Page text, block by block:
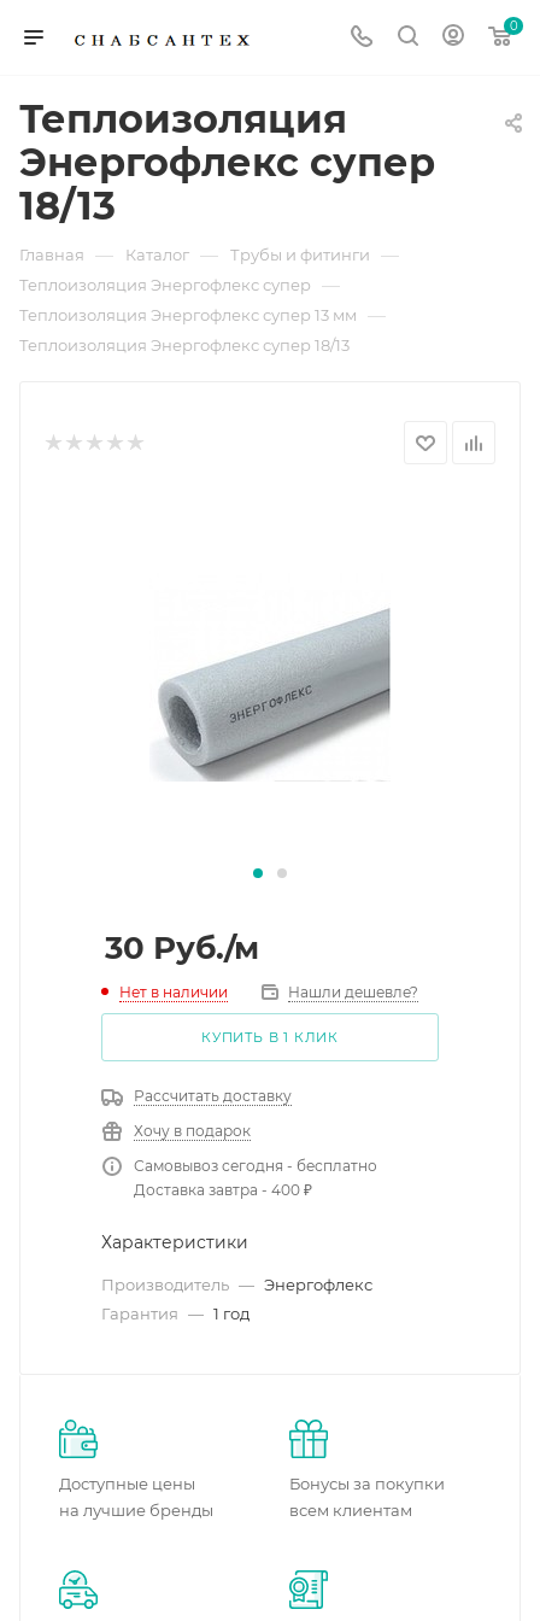
0
Теплоизоляция
Энергофлекс супер
18/13
Главная — Каталог — Трубы и фитинги —
Теплоизоляция Энергофлекс супер —
Теплоизоляция Энергофлекс супер 13 мм —
Теплоизоляция Энергофлекс супер 18/13
30 Руб./м
Нет в наличии Нашли дешевле?
КУПИТЬ В 1 КЛИК
Рассчитать доставку
Хочу в подарок
Самовывоз сегодня - бесплатно
Доставка завтра - 400 ₽
Характеристики
Производитель — Энергофлекс
Гарантия — 1 год
Доступные цены
на лучшие бренды
Бонусы за покупки
всем клиентам